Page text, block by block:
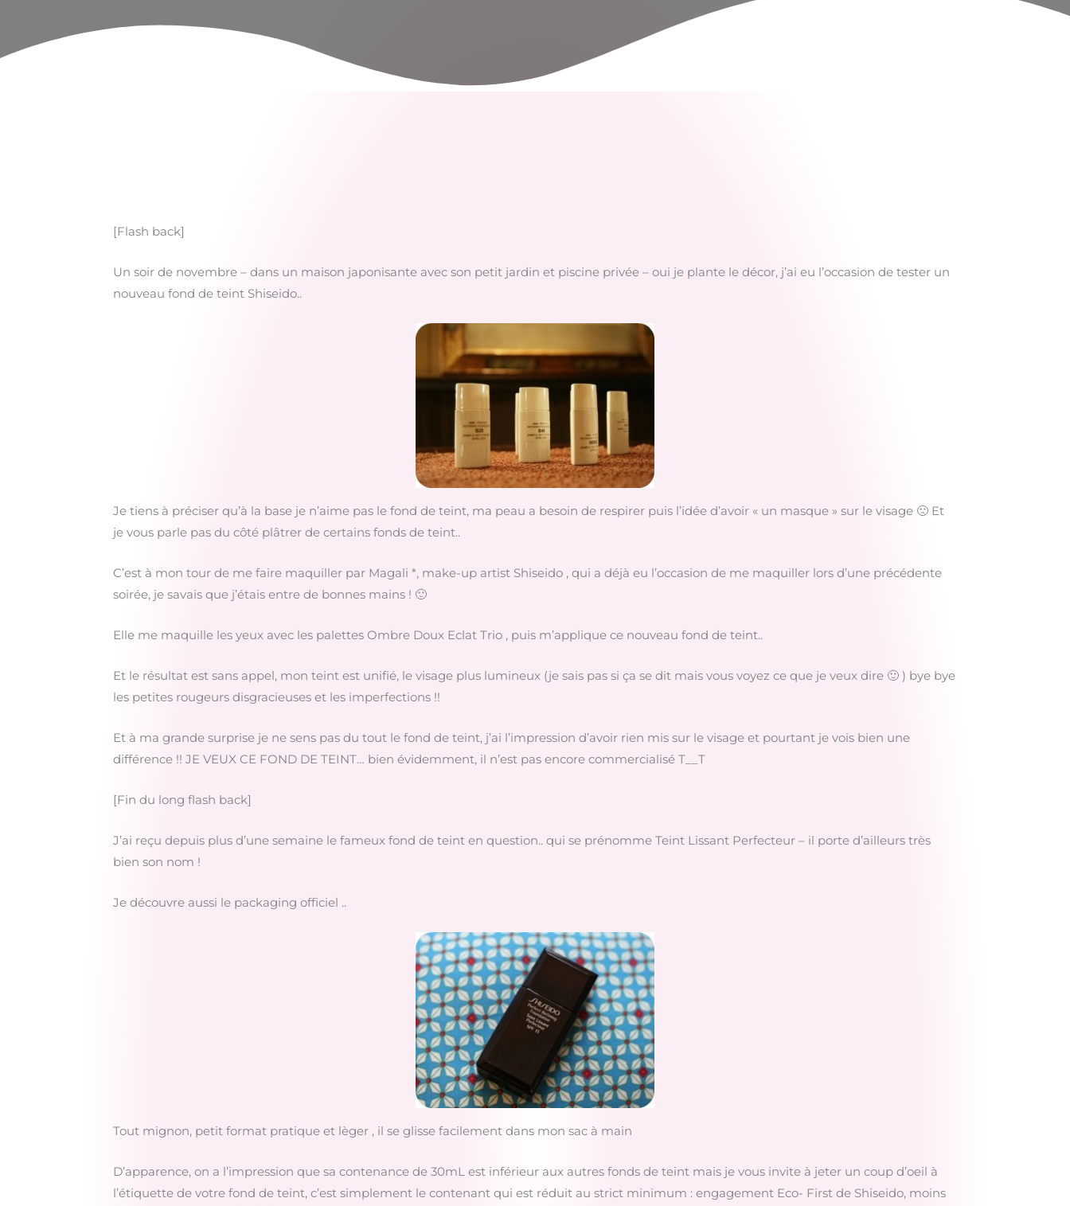
[Flash back]
Un soir de novembre – dans un maison japonisante avec son petit jardin et piscine privée – oui je plante le décor, j’ai eu l’occasion de tester un
nouveau fond de teint Shiseido..
Je tiens à préciser qu’à la base je n’aime pas le fond de teint, ma peau a besoin de respirer puis l’idée d’avoir « un masque » sur le visage 🙁 Et
je vous parle pas du côté plâtrer de certains fonds de teint..
C’est à mon tour de me faire maquiller par Magali *, make-up artist Shiseido , qui a déjà eu l’occasion de me maquiller lors d’une précédente
soirée, je savais que j’étais entre de bonnes mains ! 🙂
Elle me maquille les yeux avec les palettes Ombre Doux Eclat Trio , puis m’applique ce nouveau fond de teint..
Et le résultat est sans appel, mon teint est unifié, le visage plus lumineux (je sais pas si ça se dit mais vous voyez ce que je veux dire 🙂 ) bye bye
les petites rougeurs disgracieuses et les imperfections !!
Et à ma grande surprise je ne sens pas du tout le fond de teint, j’ai l’impression d’avoir rien mis sur le visage et pourtant je vois bien une
différence !! JE VEUX CE FOND DE TEINT… bien évidemment, il n’est pas encore commercialisé T__T
[Fin du long flash back]
J’ai reçu depuis plus d’une semaine le fameux fond de teint en question.. qui se prénomme Teint Lissant Perfecteur – il porte d’ailleurs très
bien son nom !
Je découvre aussi le packaging officiel ..
Tout mignon, petit format pratique et lèger , il se glisse facilement dans mon sac à main
D’apparence, on a l’impression que sa contenance de 30mL est inférieur aux autres fonds de teint mais je vous invite à jeter un coup d’oeil à
l’étiquette de votre fond de teint, c’est simplement le contenant qui est réduit au strict minimum : engagement Eco- First de Shiseido, moins